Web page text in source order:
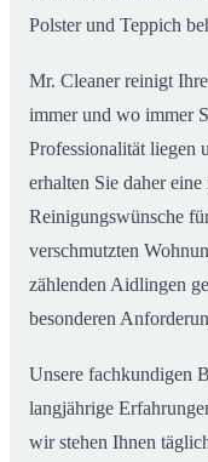
Polster und Teppich
Mr. Cleaner reinigt
immer und wo immer
Professionalität liegen
erhalten Sie daher
Reinigungswünsche
verschmutzten
zählenden Aidlingen
besonderen
Unsere fachkundigen
langjährige
wir stehen Ihnen